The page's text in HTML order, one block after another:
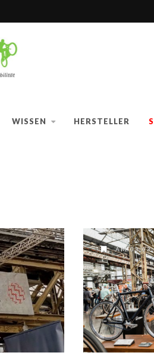
WISSEN HERSTELLER
AM